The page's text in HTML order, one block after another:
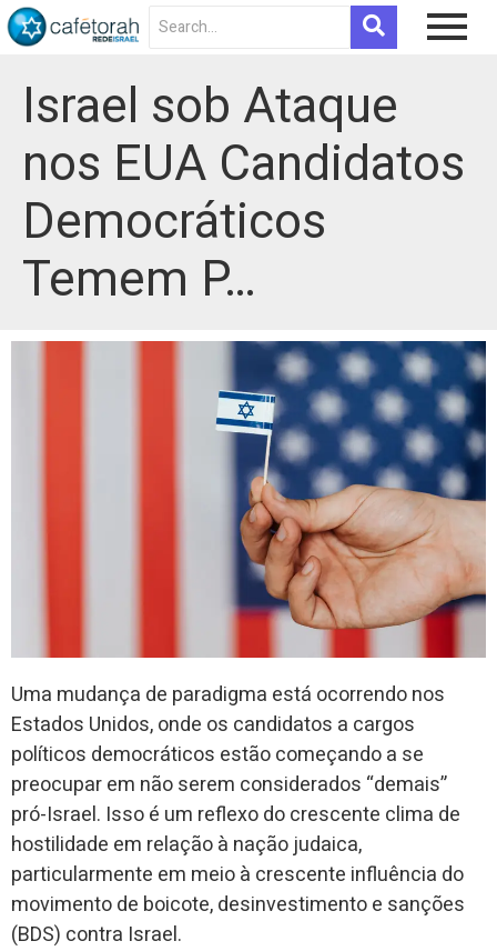
Israel sob Ataque
nos EUA Candidatos
Democráticos
Temem P…
Uma mudança de paradigma está ocorrendo nos
Estados Unidos, onde os candidatos a cargos
políticos democráticos estão começando a se
preocupar em não serem considerados “demais”
pró-Israel. Isso é um reflexo do crescente clima de
hostilidade em relação à nação judaica,
particularmente em meio à crescente influência do
movimento de boicote, desinvestimento e sanções
(BDS) contra Israel.